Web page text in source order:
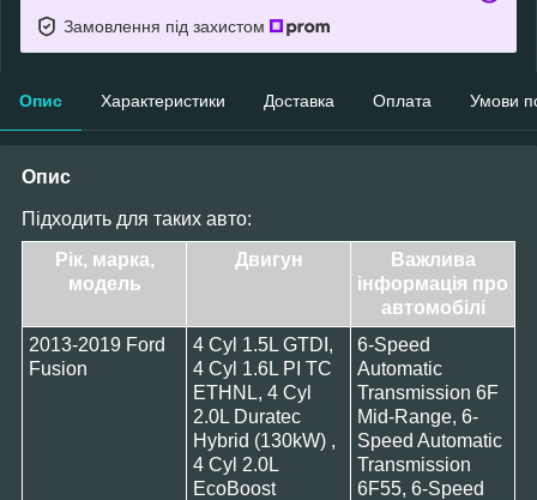
Замовлення під захистом
Опис Характеристики Доставка Оплата Умови
Опис
Підходить для таких авто:
Рік, марка,
модель
Двигун
Важлива
інформація про
автомобілі
2013-2019 Ford
Fusion
4 Cyl 1.5L GTDI,
4 Cyl 1.6L PI TC
ETHNL, 4 Cyl
2.0L Duratec
Hybrid (130kW) ,
4 Cyl 2.0L
EcoBoost
6-Speed
Automatic
Transmission 6F
Mid-Range, 6-
Speed Automatic
Transmission
6F55, 6-Speed